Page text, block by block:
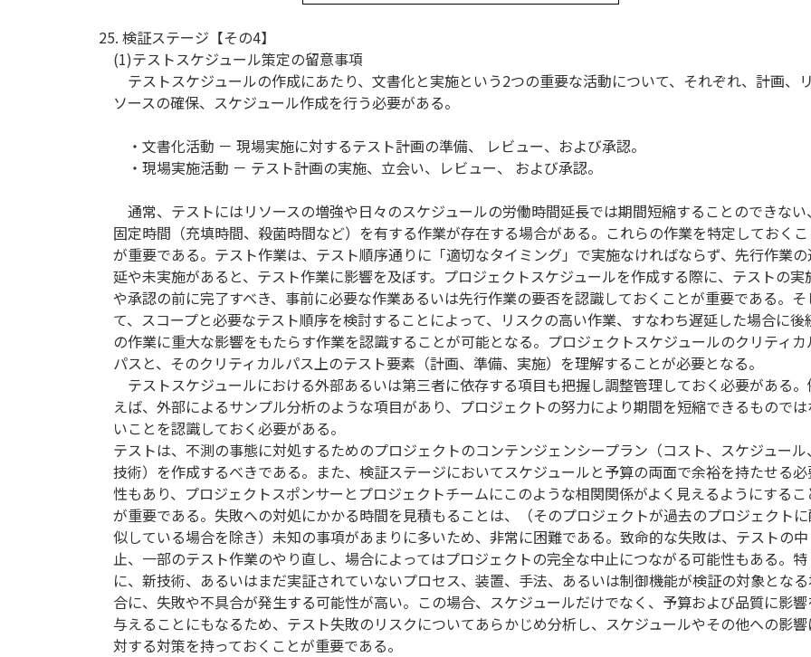
25. 検証ステージ【その4】
(1)テストスケジュール策定の留意事項
テストスケジュールの作成にあたり、文書化と実施という2つの重要な活動について、それぞれ、計画、リ
ソースの確保、スケジュール作成を行う必要がある。
・文書化活動 － 現場実施に対するテスト計画の準備、 レビュー、および承認。
・現場実施活動 － テスト計画の実施、立会い、レビュー、 および承認。
通常、テストにはリソースの増強や日々のスケジュールの労働時間延長では期間短縮することのできない、
固定時間（充填時間、殺菌時間など）を有する作業が存在する場合がある。これらの作業を特定しておくこ
が重要である。テスト作業は、テスト順序通りに「適切なタイミング」で実施なければならず、先行作業の
延や未実施があると、テスト作業に影響を及ぼす。プロジェクトスケジュールを作成する際に、テストの実
や承認の前に完了すべき、事前に必要な作業あるいは先行作業の要否を認識しておくことが重要である。そ
て、スコープと必要なテスト順序を検討することによって、リスクの高い作業、すなわち遅延した場合に後
の作業に重大な影響をもたらす作業を認識することが可能となる。プロジェクトスケジュールのクリティカ
パスと、そのクリティカルパス上のテスト要素（計画、準備、実施）を理解することが必要となる。
テストスケジュールにおける外部あるいは第三者に依存する項目も把握し調整管理しておく必要がある。
えば、外部によるサンプル分析のような項目があり、プロジェクトの努力により期間を短縮できるものでは
いことを認識しておく必要がある。
テストは、不測の事態に対処するためのプロジェクトのコンテンジェンシープラン（コスト、スケジュール、
技術）を作成するべきである。また、検証ステージにおいてスケジュールと予算の両面で余裕を持たせる
性もあり、プロジェクトスポンサーとプロジェクトチームにこのような相関関係がよく見えるようにするこ
が重要である。失敗への対処にかかる時間を見積もることは、（そのプロジェクトが過去のプロジェクト
似している場合を除き）未知の事項があまりに多いため、非常に困難である。致命的な失敗は、テストの中
止、一部のテスト作業のやり直し、場合によってはプロジェクトの完全な中止につながる可能性もある。特
に、新技術、あるいはまだ実証されていないプロセス、装置、手法、あるいは制御機能が検証の対象とな
合に、失敗や不具合が発生する可能性が高い。この場合、スケジュールだけでなく、予算および品質に影響
与えることにもなるため、テスト失敗のリスクについてあらかじめ分析し、スケジュールやその他への影響
対する対策を持っておくことが重要である。